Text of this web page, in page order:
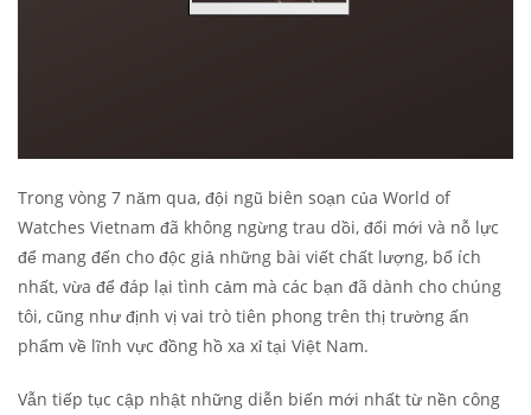
Trong vòng 7 năm qua, đội ngũ biên soạn của World of
Watches Vietnam đã không ngừng trau dồi, đổi mới và nỗ lực
để mang đến cho độc giả những bài viết chất lượng, bổ ích
nhất, vừa để đáp lại tình cảm mà các bạn đã dành cho chúng
tôi, cũng như định vị vai trò tiên phong trên thị trường ấn
phẩm về lĩnh vực đồng hồ xa xỉ tại Việt Nam.
Vẫn tiếp tục cập nhật những diễn biến mới nhất từ nền công